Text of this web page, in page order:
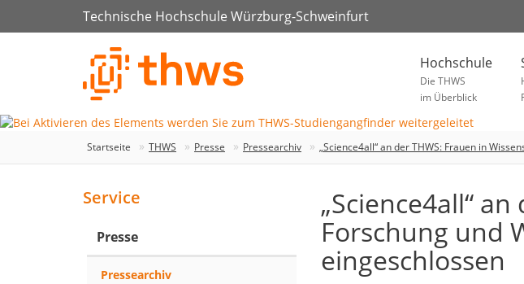
Technische Hochschule Würzburg-Schweinfurt
Hochschule
Die THWS
im Überblick
Startseite THWS Presse Pressearchiv „Science4all“ an der THWS: Frauen in
„Science4all“
Forschung und
eingeschlossen
Service
Presse
Pressearchiv